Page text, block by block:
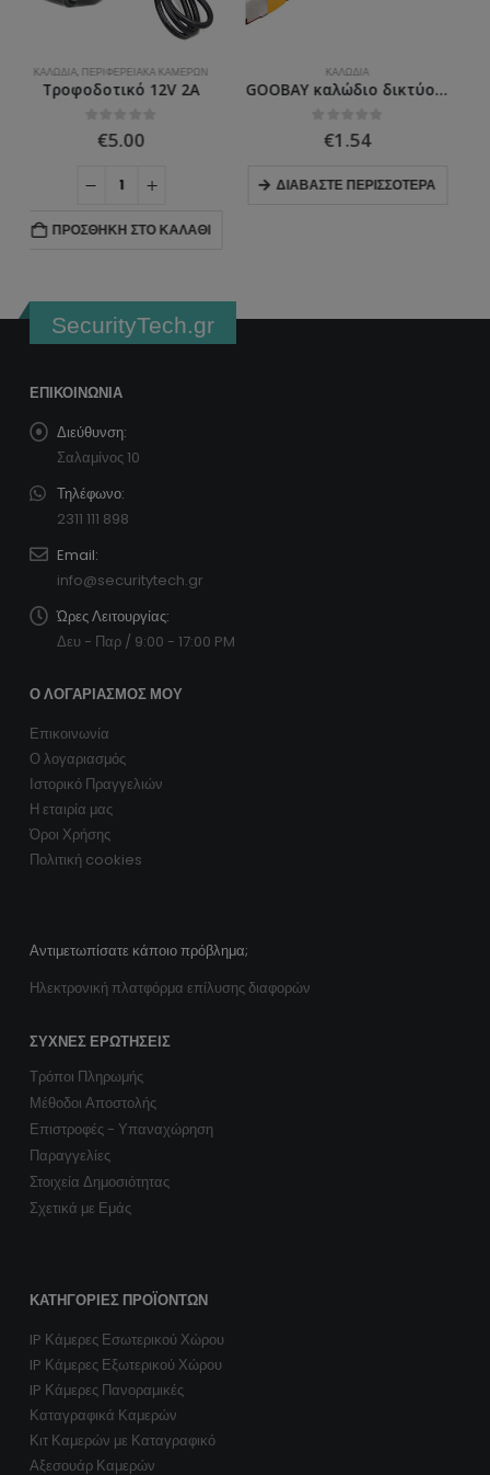
ΚΑΛΏΔΙΑ
0ΣΤΑ
€1.54
ΔΙΑΒΆΣΤΕ ΠΕΡΙΣΣΌΤΕΡΑ
ΠΕΡΙΦΕΡΕΙΑΚΆ ΚΑΜΕΡΏΝ
Καλώδιο HDMI 1M
0ΣΤΑ
€3.00
SecurityTech.gr
ΕΠΙΚΟΙΝΩΝΊΑ
Διεύθυνση:
Σαλαμίνος 10
Τηλέφωνο:
2311 111 898
Email:
info@securitytech.gr
Ώρες Λειτουργίας:
Δευ - Παρ / 9:00 - 17:00 PM
Ο ΛΟΓΑΡΙΑΣΜΌΣ ΜΟΥ
Επικοινωνία
Ο λογαριασμός
Ιστορικό Πραγγελιών
Η εταιρία μας
Όροι Χρήσης
Πολιτική cookies
Αντιμετωπίσατε κάποιο πρόβλημα;
Ηλεκτρονική πλατφόρμα επίλυσης διαφορών
ΣΥΧΝΈΣ ΕΡΩΤΉΣΕΙΣ
Τρόποι Πληρωμής
Μέθοδοι Αποστολής
Επιστροφές - Υπαναχώρηση
Παραγγελίες
Στοιχεία Δημοσιότητας
Σχετικά με Εμάς
ΚΑΤΗΓΟΡΊΕΣ ΠΡΟΪΌΝΤΩΝ
IP Κάμερες Εσωτερικού Χώρου
IP Κάμερες Εξωτερικού Χώρου
IP Κάμερες Πανοραμικές
Καταγραφικά Καμερών
Κιτ Καμερών με Καταγραφικό
Αξεσουάρ Καμερών